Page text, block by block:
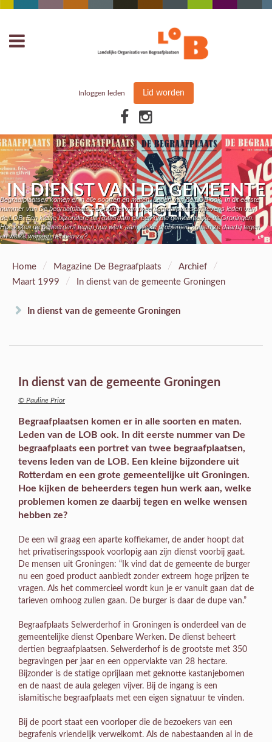
Inloggen leden Lid worden
IN DIENST VAN DE GEMEENTE
GRONINGEN
Begraafplaatsen komen er in alle soorten en maten. Leden van de LOB ook. In dit eerste
nummer van De begraafplaats een portret van twee begraafplaatsen, tevens leden van
de LOB. Een kleine bijzondere uit Rotterdam en een grote gemeentelijke uit Groningen.
Hoe kijken de beheerders tegen hun werk aan, welke problemen komen ze daarbij tegen
en welke wensen hebben ze?
Home / Magazine De Begraafplaats / Archief /
Maart 1999 / In dienst van de gemeente Groningen
In dienst van de gemeente Groningen
In dienst van de gemeente Groningen
© Pauline Prior
Begraafplaatsen komen er in alle soorten en maten.
Leden van de LOB ook. In dit eerste nummer van De
begraafplaats een portret van twee begraafplaatsen,
tevens leden van de LOB. Een kleine bijzondere uit
Rotterdam en een grote gemeentelijke uit Groningen.
Hoe kijken de beheerders tegen hun werk aan, welke
problemen komen ze daarbij tegen en welke wensen
hebben ze?
De een wil graag een aparte koffiekamer, de ander hoopt dat
het privatiseringsspook voorlopig aan zijn dienst voorbij gaat.
De mensen uit Groningen: “Ik vind dat de gemeente de burger
nu een goed product aanbiedt zonder extreem hoge prijzen te
vragen. Als het commercieel wordt kun je er vanuit gaan dat de
tarieven omhoog zullen gaan. De burger is daar de dupe van.”
Begraafplaats Selwerderhof in Groningen is onderdeel van de
gemeentelijke dienst Openbare Werken. De dienst beheert
dertien begraafplaatsen. Selwerderhof is de grootste met 350
begravingen per jaar en een oppervlakte van 28 hectare.
Bijzonder is de statige oprijlaan met geknotte kastanjebomen
en de naast de aula gelegen vijver. Bij de ingang is een
islamitische begraafplaats met een eigen signatuur te vinden.
Bij de poort staat een voorloper die de bezoekers van een
begrafenis vriendelijk verwelkomt. Als de nabestaanden al in de